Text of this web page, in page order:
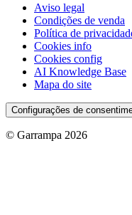
Aviso legal
Condições de venda
Política de
Cookies info
Cookies config
AI Knowledge Base
Mapa do site
Configurações de
© Garrampa 2026